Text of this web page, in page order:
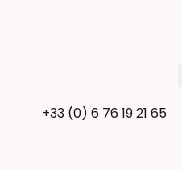
+33 (0) 6 76 19 21 65